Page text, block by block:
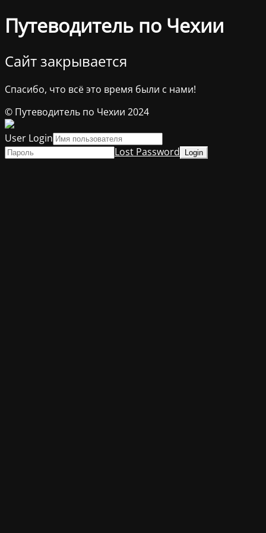
Путеводитель по Чехии
Сайт закрывается
Спасибо, что всё это время были с нами!
© Путеводитель по Чехии 2024
User Login
Lost Password